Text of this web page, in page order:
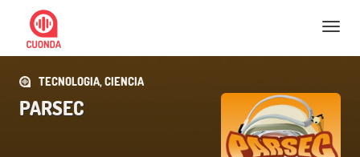
Nav
TECNOLOGIA, CIENCIA
PARSEC